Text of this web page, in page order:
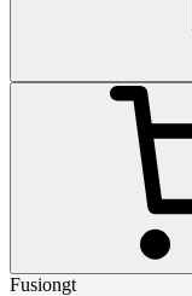
Fusiongt